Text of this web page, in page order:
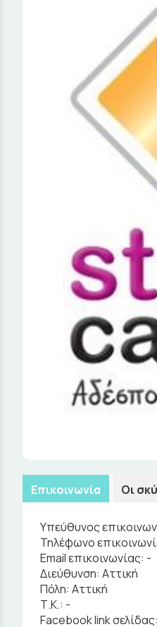
Επικοινωνία Οι
Υπεύθυνος
Τηλέφωνο
Email επικοινωνίας: -
Διεύθυνση: Αττική
Πόλη: Αττική
Τ.Κ.: -
Facebook link σελίδας: